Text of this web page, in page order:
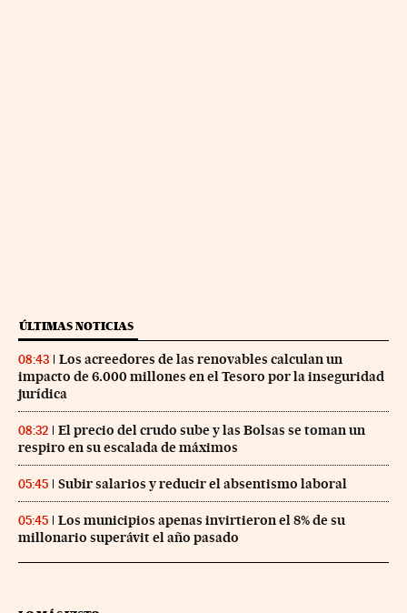
ÚLTIMAS NOTICIAS
08:43
Los acreedores de las renovables calculan un
impacto de 6.000 millones en el Tesoro por la inseguridad
jurídica
08:32
El precio del crudo sube y las Bolsas se toman un
respiro en su escalada de máximos
05:45 Subir salarios y reducir el absentismo laboral
05:45
Los municipios apenas invirtieron el 8% de su
millonario superávit el año pasado